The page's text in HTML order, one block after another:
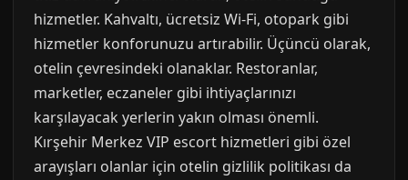
hizmetler. Kahvaltı, ücretsiz Wi-Fi, otopark gibi
hizmetler konforunuzu artırabilir. Üçüncü olarak,
otelin çevresindeki olanaklar. Restoranlar,
marketler, eczaneler gibi ihtiyaçlarınızı
karşılayacak yerlerin yakın olması önemli.
Kırşehir Merkez VIP escort hizmetleri gibi özel
arayışları olanlar için otelin gizlilik politikası da